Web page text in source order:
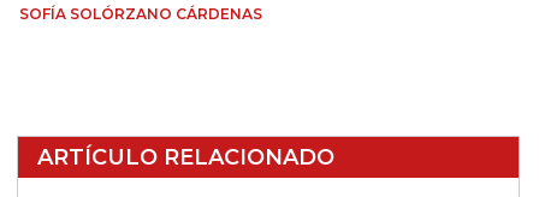
SOFÍA SOLÓRZANO CÁRDENAS
ARTÍCULO RELACIONADO